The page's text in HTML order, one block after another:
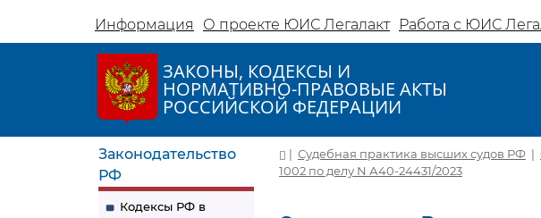
Информация О проекте ЮИС Легалакт Работа с ЮИС
ЗАКОНЫ, КОДЕКСЫ И
НОРМАТИВНО-ПРАВОВЫЕ АКТЫ
РОССИЙСКОЙ ФЕДЕРАЦИИ
Законодательство
РФ
Кодексы РФ в
| Судебная практика высших судов РФ |
1002 по делу N А40-24431/2023